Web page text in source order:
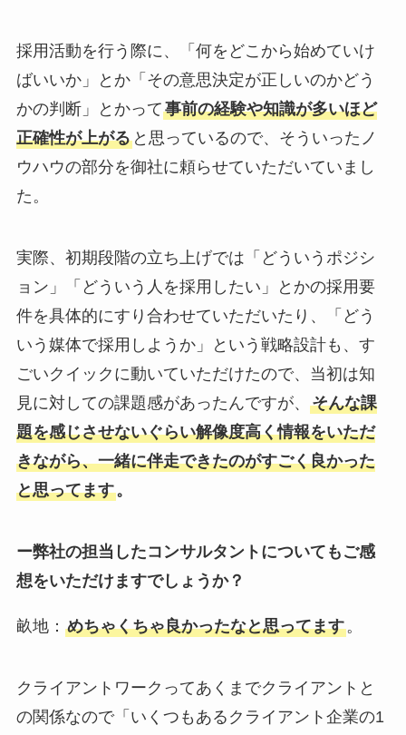
採用活動を行う際に、「何をどこから始めていけ
ばいいか」とか「その意思決定が正しいのかどう
かの判断」とかって事前の経験や知識が多いほど
正確性が上がると思っているので、そういったノ
ウハウの部分を御社に頼らせていただいていまし
た。
実際、初期段階の立ち上げでは「どういうポジシ
ョン」「どういう人を採用したい」とかの採用要
件を具体的にすり合わせていただいたり、「どう
いう媒体で採用しようか」という戦略設計も、す
ごいクイックに動いていただけたので、当初は知
見に対しての課題感があったんですが、 そんな課
題を感じさせないぐらい解像度高く情報をいただ
きながら、一緒に伴走できたのがすごく良かった
と思ってます。
ー弊社の担当したコンサルタントについてもご感
想をいただけますでしょうか？
畝地： めちゃくちゃ良かったなと思ってます。
クライアントワークってあくまでクライアントと
の関係なので「いくつもあるクライアント企業の1